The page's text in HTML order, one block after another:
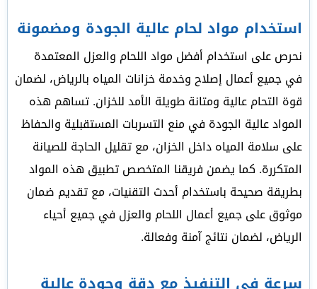
استخدام مواد لحام عالية الجودة ومضمونة
نحرص على استخدام أفضل مواد اللحام والعزل المعتمدة
في جميع أعمال إصلاح وخدمة خزانات المياه بالرياض، لضمان
قوة التحام عالية ومتانة طويلة الأمد للخزان. تساهم هذه
المواد عالية الجودة في منع التسربات المستقبلية والحفاظ
على سلامة المياه داخل الخزان، مع تقليل الحاجة للصيانة
المتكررة. كما يضمن فريقنا المتخصص تطبيق هذه المواد
بطريقة صحيحة باستخدام أحدث التقنيات، مع تقديم ضمان
موثوق على جميع أعمال اللحام والعزل في جميع أحياء
الرياض، لضمان نتائج آمنة وفعالة.